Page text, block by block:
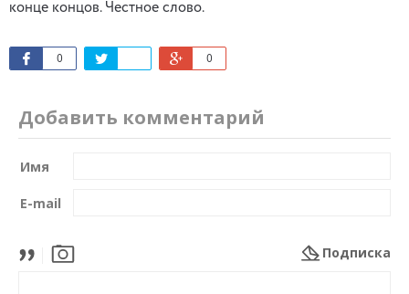
конце концов. Честное слово.
0 0
Добавить комментарий
Имя
E-mail
Подписка